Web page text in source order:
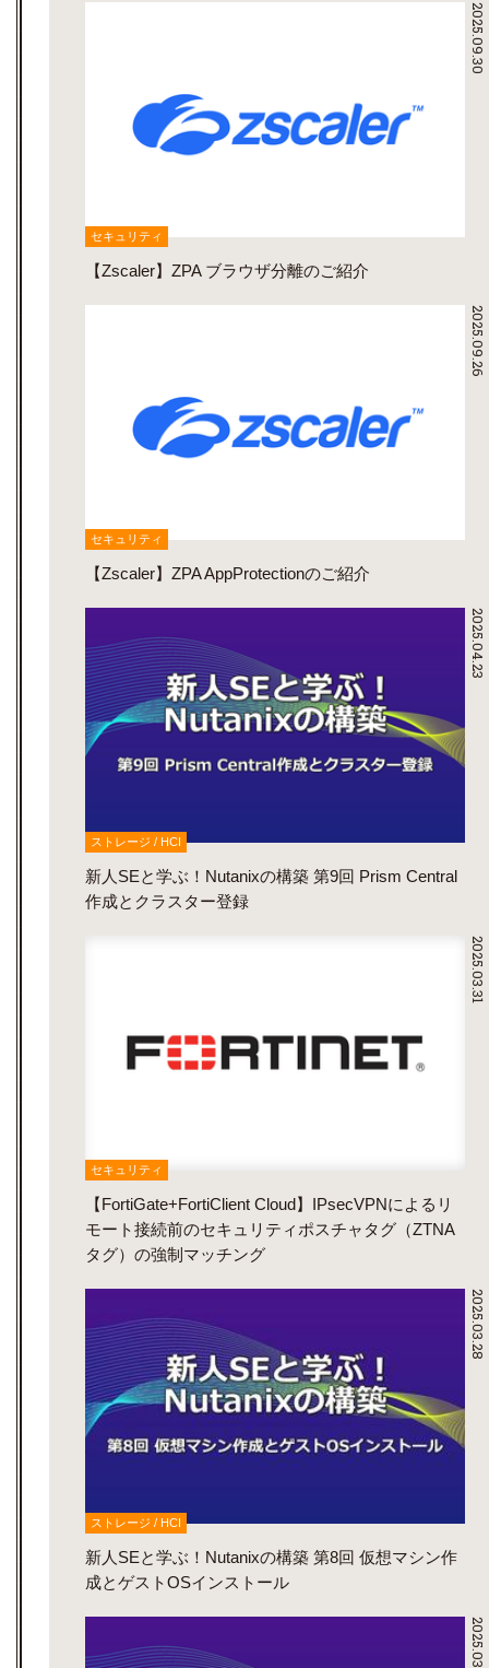
2025.09.30
セキュリティ
【Zscaler】ZPA ブラウザ分離のご紹介
2025.09.26
セキュリティ
【Zscaler】ZPA AppProtectionのご紹介
2025.04.23
ストレージ / HCI
新人SEと学ぶ！Nutanixの構築 第9回 Prism Central
作成とクラスター登録
2025.03.31
セキュリティ
【FortiGate+FortiClient Cloud】IPsecVPNによるリ
モート接続前のセキュリティポスチャタグ（ZTNA
タグ）の強制マッチング
2025.03.28
ストレージ / HCI
新人SEと学ぶ！Nutanixの構築 第8回 仮想マシン作
成とゲストOSインストール
2025.03.12